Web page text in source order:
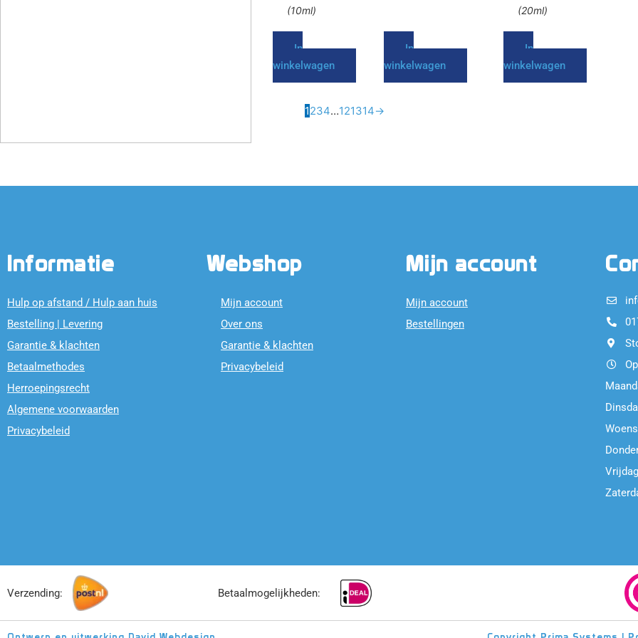
(10ml)
In
winkelwagen
In
winkelwagen
(20ml)
In
winkelwagen
1234…121314→
Informatie
Hulp op afstand / Hulp aan huis
Bestelling | Levering
Garantie & klachten
Betaalmethodes
Herroepingsrecht
Algemene voorwaarden
Privacybeleid
Webshop
Mijn account
Over ons
Garantie & klachten
Privacybeleid
Mijn account
Mijn account
Bestellingen
Verzending: Betaalmogelijkheden: